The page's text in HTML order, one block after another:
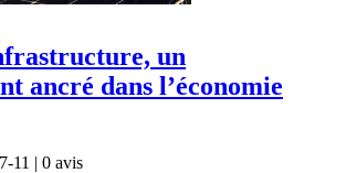
un
ancré dans l’économie
11 | 0 avis